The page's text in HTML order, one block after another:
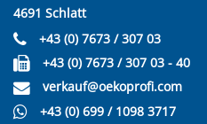
4691 Schlatt
+43 (0) 7673 / 307 03
+43 (0) 7673 / 307 03 - 40
verkauf@oekoprofi.com
+43 (0) 699 / 1098 3717